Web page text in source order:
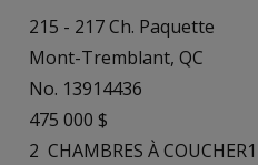
215 - 217 Ch. Paquette
Mont-Tremblant, QC
No. 13914436
475 000 $
2 CHAMBRES À COUCHER1